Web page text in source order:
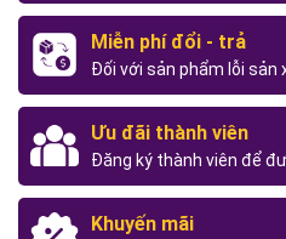
Miễn phí đổi - trả
Đối với sản phẩm lỗi sản
Ưu đãi thành viên
Đăng ký thành viên để
Khuyến mãi